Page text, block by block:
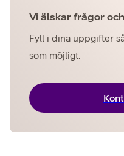
Vi älskar frågor
Fyll i dina uppgifter
som möjligt.